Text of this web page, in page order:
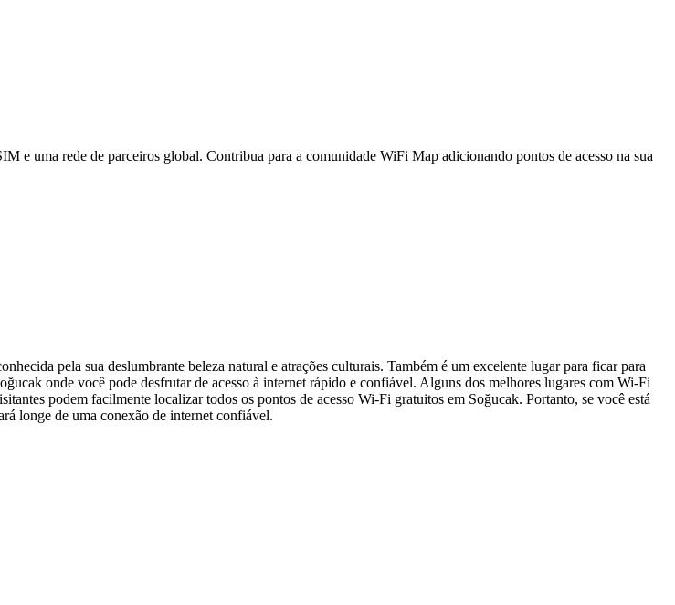
e uma rede de parceiros global. Contribua para a comunidade WiFi Map adicionando pontos de acesso na sua
pela sua deslumbrante beleza natural e atrações culturais. Também é um excelente lugar para ficar para
onde você pode desfrutar de acesso à internet rápido e confiável. Alguns dos melhores lugares com Wi-Fi
podem facilmente localizar todos os pontos de acesso Wi-Fi gratuitos em Soğucak. Portanto, se você está
longe de uma conexão de internet confiável.